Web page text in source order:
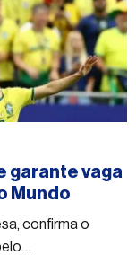
garante vaga
Mundo
confirma o